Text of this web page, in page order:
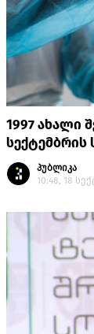
1997 ახალი
სექტემბრის
პუბლიკა
10:48, 18